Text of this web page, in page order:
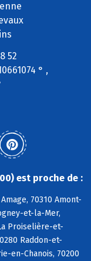
52
° ,
est proche de :
70310 Amont-
et-la-Mer,
Proiselière-et-
Raddon-et-
en-Chanois, 70200